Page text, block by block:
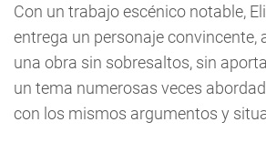
Con un trabajo escénico notable,
entrega un personaje convincente,
una obra sin sobresaltos, sin
un tema numerosas veces
con los mismos argumentos y